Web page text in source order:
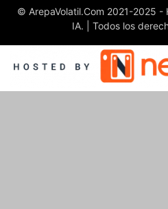
© ArepaVolatil.Com 2021-2025 -
IA. | Todos los